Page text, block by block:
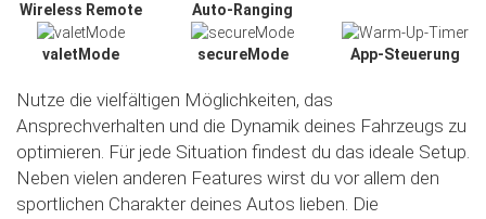
Wireless Remote Auto-Ranging
valetMode secureMode App-Steuerung
Nutze die vielfältigen Möglichkeiten, das
Ansprechverhalten und die Dynamik deines Fahrzeugs zu
optimieren. Für jede Situation findest du das ideale Setup.
Neben vielen anderen Features wirst du vor allem den
sportlichen Charakter deines Autos lieben. Die